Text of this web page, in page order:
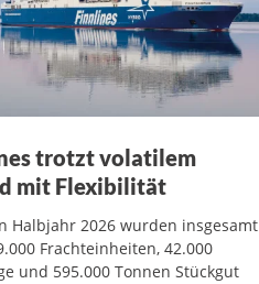
trotzt volatilem
mit Flexibilität
Halbjahr 2026 wurden insgesamt
Frachteinheiten, 42.000
und 595.000 Tonnen Stückgut